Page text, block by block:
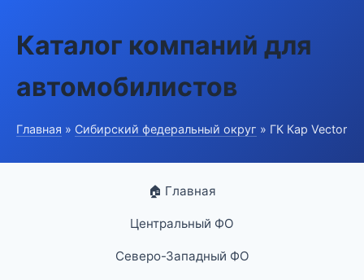
Каталог компаний для
автомобилистов
Главная » Сибирский федеральный округ » ГК Кар Vector
🏠 Главная
Центральный ФО
Северо-Западный ФО